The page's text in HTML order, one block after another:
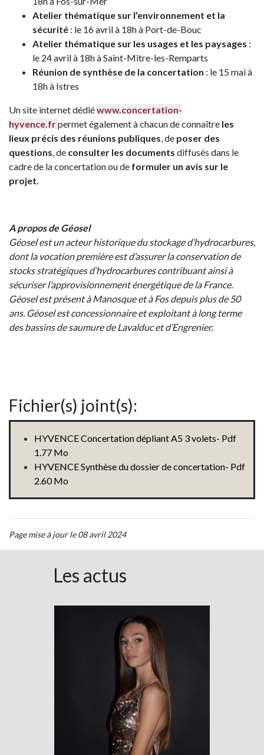
Atelier thématique sur l’environnement et la
sécurité : le 16 avril à 18h à Port-de-Bouc
Atelier thématique sur les usages et les paysages :
le 24 avril à 18h à Saint-Mitre-les-Remparts
Réunion de synthèse de la concertation : le 15 mai à
18h à Istres
Un site internet dédiéwww.concertation-
hyvence.frpermet également à chacun de connaître les
lieux précis des réunions publiques, de poser des
questions, de consulter les documents diffusés dans le
cadre de la concertation ou de formuler un avis sur le
projet.
A propos de Géosel
Géosel est un acteur historique du stockage d’hydrocarbures,
dont la vocation première est d’assurer la conservation de
stocks stratégiques d’hydrocarbures contribuant ainsi à
sécuriser l’approvisionnement énergétique de la France.
Géosel est présent à Manosque et à Fos depuis plus de 50
ans. Géosel est concessionnaire et exploitant à long terme
des bassins de saumure de Lavalduc et d’Engrenier.
Fichier(s) joint(s):
HYVENCE Concertation dépliant A5 3 volets- Pdf
1.77 Mo
HYVENCE Synthèse du dossier de concertation- Pdf
2.60 Mo
Page mise à jour le 08 avril 2024
Les actus